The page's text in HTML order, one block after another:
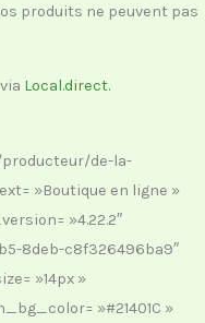
produits ne peuvent pas
Local.direct.
de-la-
»Boutique en ligne »
»4.22.2″
8deb-c8f326496ba9″
»14px »
»#21401C »